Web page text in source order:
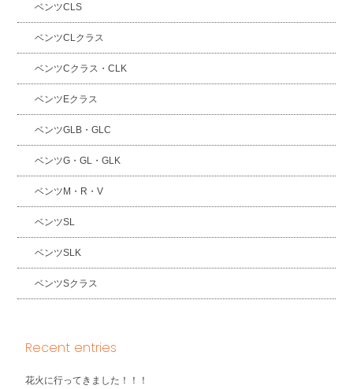
ベンツCLS
ベンツCLクラス
ベンツCクラス・CLK
ベンツEクラス
ベンツGLB・GLC
ベンツG・GL・GLK
ベンツM・R・V
ベンツSL
ベンツSLK
ベンツSクラス
Recent entries
花火に行ってきました！！！